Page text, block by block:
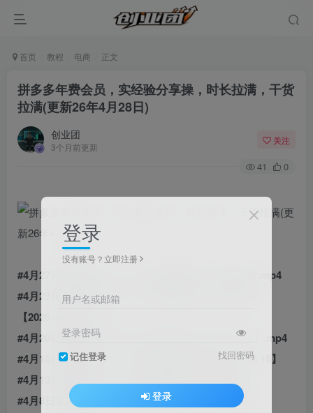
首页 教程 电商 正文
拼多多年费会员，实经验分享操，时长拉满，干货
拉满(更新26年4月28日)
创业团
3个月前更新
关注
41 0
#4月27日重磅更新：[70]–【实战特训课】–诊断分析.mp4
#4月23日重磅更新：[69]–【实战特训课】–诊断分析
【2026.04.23】.mp4
#4月20日重磅更新：[68]– 神券大作战【2026.04.18】.mp4
#4月16日重磅更新：[67]–高速邪修三部曲【2026.04.15】
#4月13日重磅更新：[66]–[实战特训课】–诊断分析
#4月8日重磅更新：[65]–【实战特训课】–诊断分析
登录
没有账号？立即注册
用户名或邮箱
登录密码
记住登录 找回密码
登录